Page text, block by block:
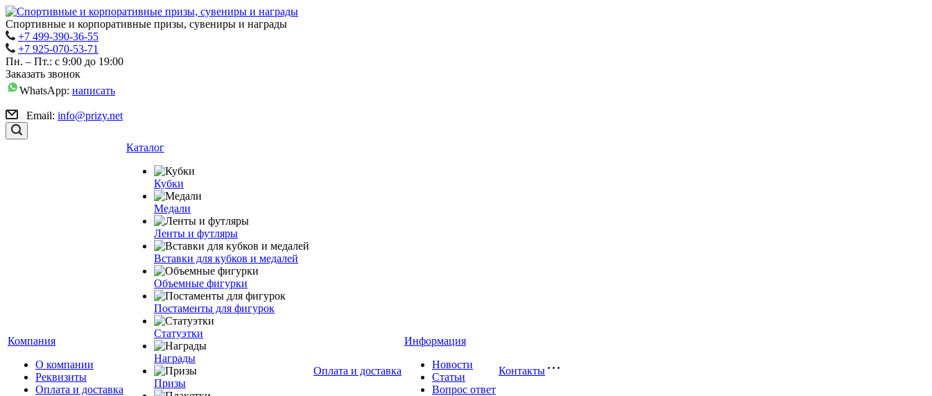
Спортивные и корпоративные призы, сувениры и награды
+7 499-390-36-55
+7 925-070-53-71
Пн. – Пт.: с 9:00 до 19:00
Заказать звонок
WhatsApp: написать
Email: info@prizy.net
Компания
О компании
Реквизиты
Оплата и доставка
Каталог
Кубки
Медали
Ленты и футляры
Вставки для кубков и медалей
Объемные фигурки
Постаменты для фигурок
Статуэтки
Награды
Призы
Оплата и доставка
Информация
Новости
Статьи
Вопрос ответ
Контакты